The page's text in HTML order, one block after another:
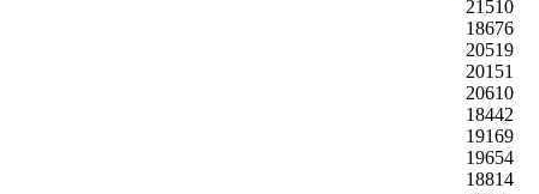
21510
18676
20519
20151
20610
18442
19169
19654
18814